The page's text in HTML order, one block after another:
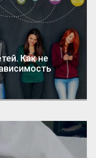
Как не